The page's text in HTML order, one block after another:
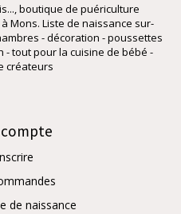
boutique de puériculture
Mons. Liste de naissance sur-
- décoration - poussettes
- tout pour la cuisine de bébé -
créateurs
de naissance